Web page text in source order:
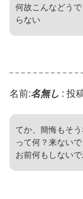
何故こんなどう
らない
名前:名無し : 投
てか、簡悔もそ
って何？来ない
お前何もしない